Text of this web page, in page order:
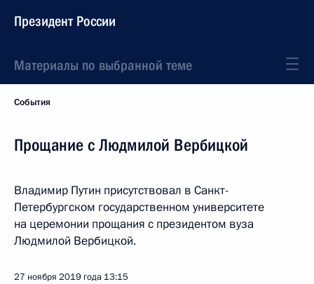
Президент России
Материалы по выбранной теме
События
Прощание с Людмилой Вербицкой
Владимир Путин присутствовал в Санкт-
Петербургском государственном университете
на церемонии прощания с президентом вуза
Людмилой Вербицкой.
27 ноября 2019 года 13:15